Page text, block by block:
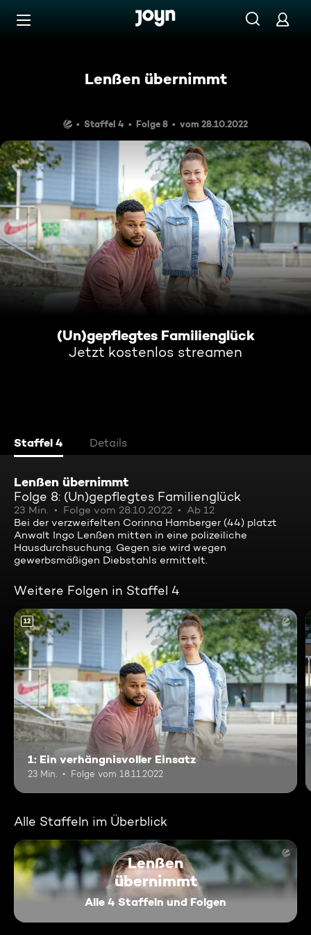
Zum Inhalt springen
Lenßen übernimmt
Staffel 4 Folge 8 vom 28.10.2022
(Un)gepflegtes Familienglück
Jetzt kostenlos streamen
Staffel 4 Details
Lenßen übernimmt
Folge 8: (Un)gepflegtes Familienglück
23 Min. Folge vom 28.10.2022
Ab 12
Bei der verzweifelten Corinna Hamberger (44) platzt
Anwalt Ingo Lenßen mitten in eine polizeiliche
Hausdurchsuchung. Gegen sie wird wegen
gewerbsmäßigen Diebstahls ermittelt.
Weitere Folgen in Staffel 4
12
1: Ein verhängnisvoller Einsatz
23 Min. Folge vom 18.11.2022
Alle Staffeln im Überblick
Lenßen
übernimmt
Alle 4 Staffeln und Folgen